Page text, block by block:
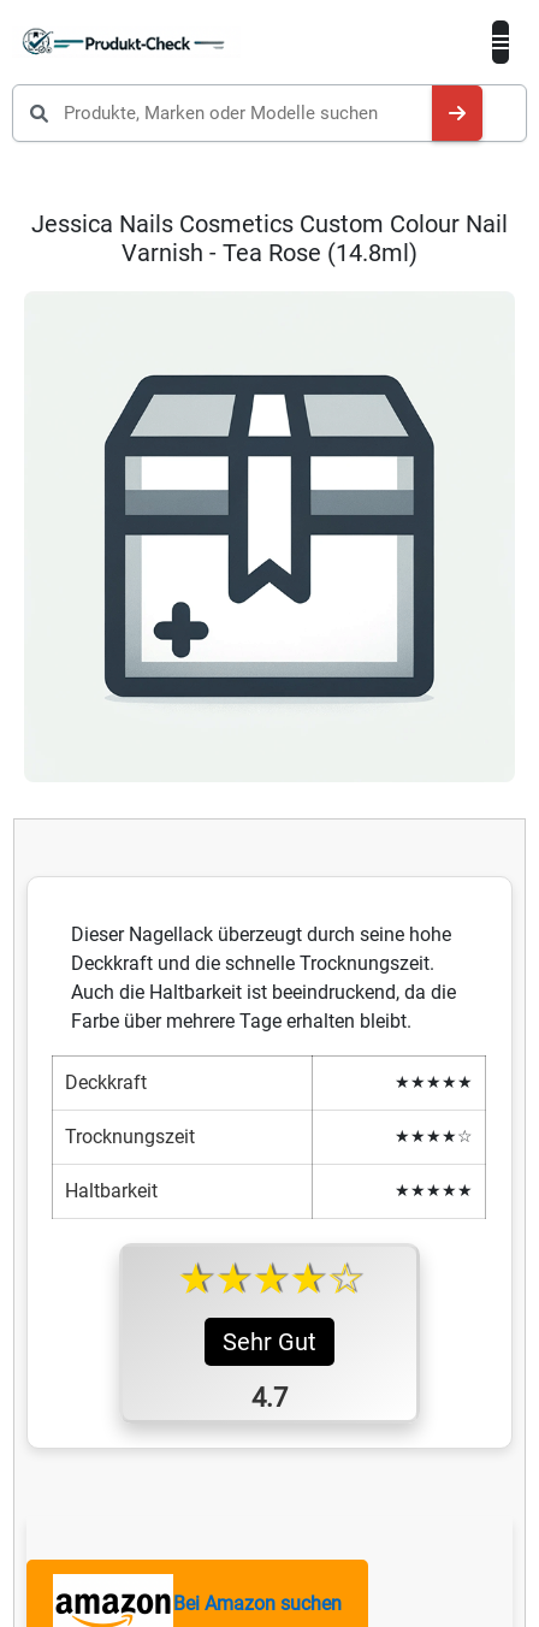
Jessica Nails Cosmetics Custom Colour Nail
Varnish - Tea Rose (14.8ml)
Dieser Nagellack überzeugt durch seine hohe
Deckkraft und die schnelle Trocknungszeit.
Auch die Haltbarkeit ist beeindruckend, da die
Farbe über mehrere Tage erhalten bleibt.
Deckkraft ★★★★★
Trocknungszeit ★★★★☆
Haltbarkeit ★★★★★
★★★★☆
Sehr Gut
4.7
Bei Amazon suchen